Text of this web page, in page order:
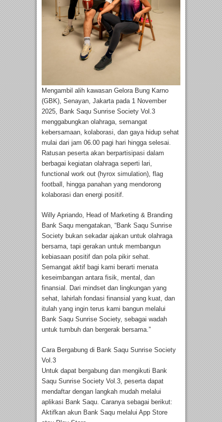
Mengambil alih kawasan Gelora Bung Karno
(GBK), Senayan, Jakarta pada 1 November
2025, Bank Saqu Sunrise Society Vol.3
menggabungkan olahraga, semangat
kebersamaan, kolaborasi, dan gaya hidup sehat
mulai dari jam 06.00 pagi hari hingga selesai.
Ratusan peserta akan berpartisipasi dalam
berbagai kegiatan olahraga seperti lari,
functional work out (hyrox simulation), flag
football, hingga panahan yang mendorong
kolaborasi dan energi positif.
Willy Apriando, Head of Marketing & Branding
Bank Saqu mengatakan, “Bank Saqu Sunrise
Society bukan sekadar ajakan untuk olahraga
bersama, tapi gerakan untuk membangun
kebiasaan positif dan pola pikir sehat.
Semangat aktif bagi kami berarti menata
keseimbangan antara fisik, mental, dan
finansial. Dari mindset dan lingkungan yang
sehat, lahirlah fondasi finansial yang kuat, dan
itulah yang ingin terus kami bangun melalui
Bank Saqu Sunrise Society, sebagai wadah
untuk tumbuh dan bergerak bersama.”
Cara Bergabung di Bank Saqu Sunrise Society
Vol.3
Untuk dapat bergabung dan mengikuti Bank
Saqu Sunrise Society Vol.3, peserta dapat
mendaftar dengan langkah mudah melalui
aplikasi Bank Saqu. Caranya sebagai berikut:
Aktifkan akun Bank Saqu melalui App Store